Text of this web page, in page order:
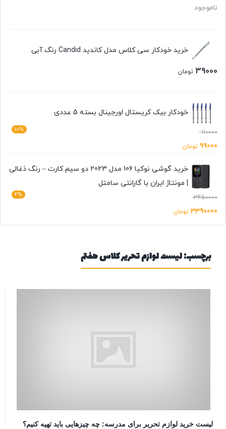
ناموجود
خرید خودکار سی کلاس مدل کاندید Candid رنگ آبی
39000 تومان
خودکار بیک کریستال اورجینال بسته 5 عددی
10% 110000
99000 تومان
خرید گوشی نوکیا 106 مدل 2023 دو سیم کارت – رنگ ذغالی
| مونتاژ ایران با گارانتی سامتل
2% 3450000
3390000 تومان
برچسب:لیست لوازم تحریر کلاس هفتم
لیست خرید لوازم تحریر برای مدرسه: چه چیزهایی باید تهیه کنیم؟